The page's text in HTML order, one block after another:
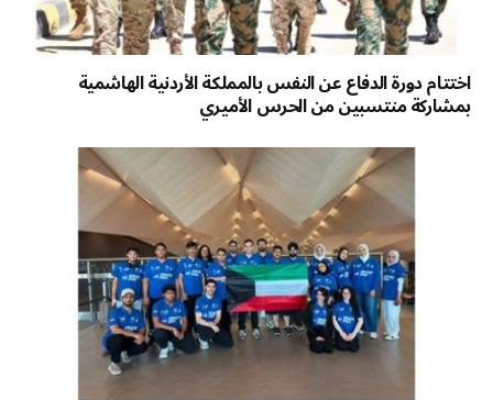
اختتام دورة الدفاع عن النفس بالمملكة الأردنية الهاشمية
بمشاركة منتسبين من الحرس الأميري